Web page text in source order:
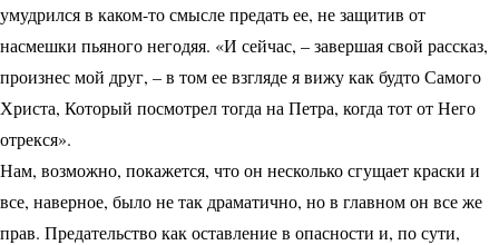
умудрился в каком-то смысле предать ее, не защитив от
насмешки пьяного негодяя. «И сейчас, – завершая свой рассказ,
произнес мой друг, – в том ее взгляде я вижу как будто Самого
Христа, Который посмотрел тогда на Петра, когда тот от Него
отрекся».
Нам, возможно, покажется, что он несколько сгущает краски и
все, наверное, было не так драматично, но в главном он все же
прав. Предательство как оставление в опасности и, по сути,